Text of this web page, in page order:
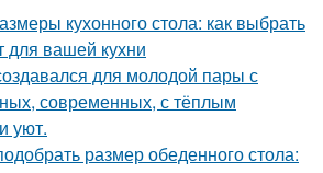
кухонного стола: как выбрать
для вашей кухни
для молодой пары с
современных, с тёплым
уют.
размер обеденного стола: